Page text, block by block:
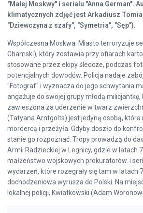
"Małej Moskwy" i serialu "Anna German".
klimatycznych zdjęć jest Arkadiusz
"Dziewczyna z szafy", "Symetria", "Sęp").
Współczesna Moskwa. Miasto terroryzuje
Chamski), który zostawia przy ofiarach
stosowane przez ekipy śledcze, podczas
potencjalnych dowodów. Policja nadaje
"Fotograf" i wyznacza do jego schwytania
angażuje do swojej grupy młodą milicjantkę,
zawieszona za uderzenie w twarz
(Tatyana Arntgolts) jest jedyną osobą, która
mordercą i przeżyła. Gdyby doszło do
stanie go rozpoznać. Tropy prowadzą do
Armii Radzieckiej w Legnicy, gdzie w latach
małżeństwo wojskowych prokuratorów. i
wydarzeń, które rozegrały się tam w latach
dochodzeniowa wyrusza do Polski. Na
lokalnej policji, Kwiatkowski (Adam